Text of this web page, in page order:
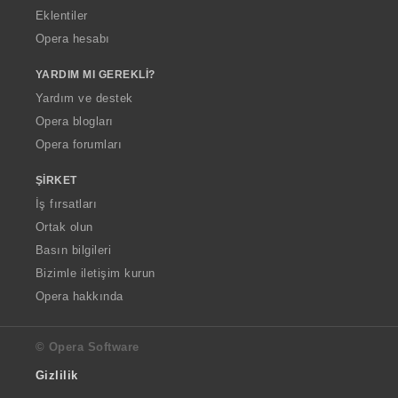
Eklentiler
Opera hesabı
YARDIM MI GEREKLI?
Yardım ve destek
Opera blogları
Opera forumları
ŞIRKET
İş fırsatları
Ortak olun
Basın bilgileri
Bizimle iletişim kurun
Opera hakkında
© Opera Software
Gizlilik